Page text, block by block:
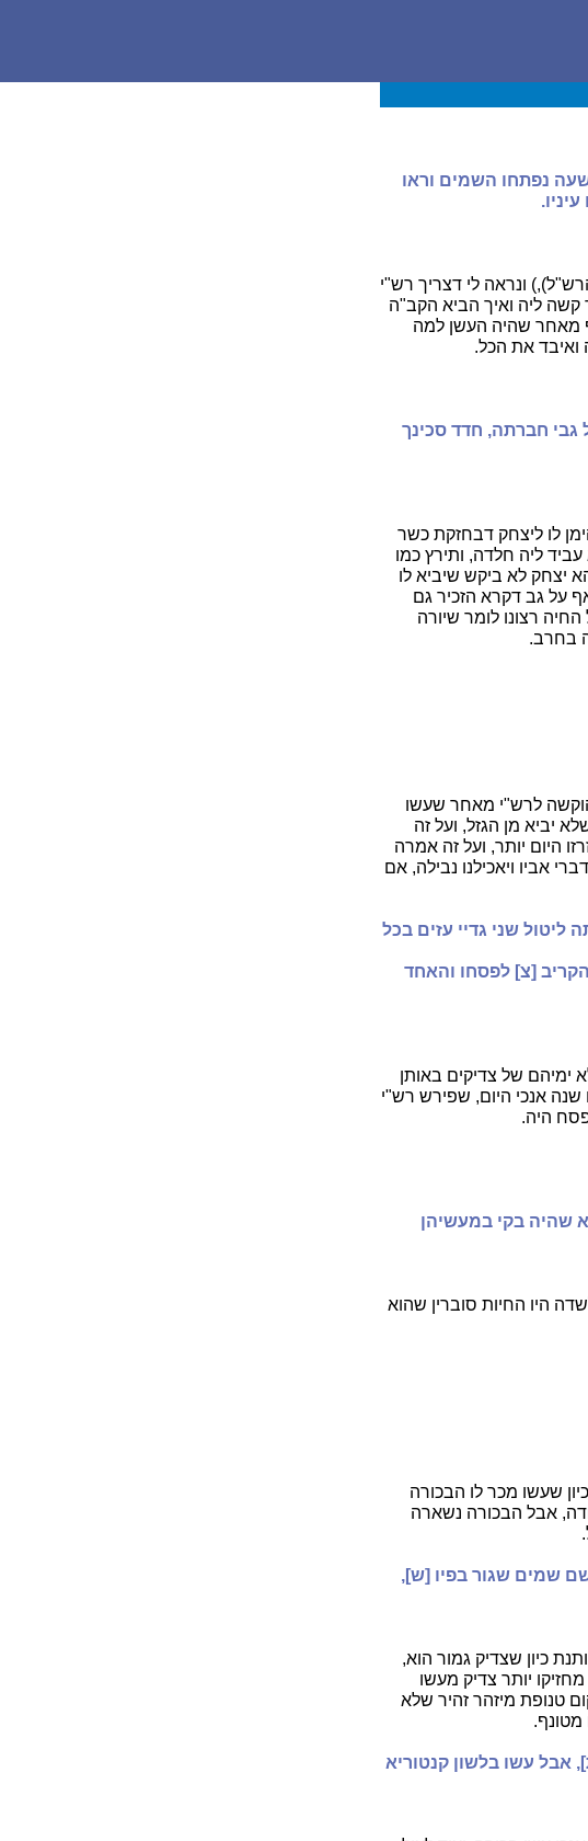
נפתחו השמים וראו
ונראה לי דצריך רש"י
ליה ואיך הביא הקב"ה
מאחר שהיה העשן למה
ואיבד את הכל.
גבי חברתה, חדד סכינך
לו ליצחק דבחזקת כשר
עביד ליה חלדה, ותירץ כמו
יצחק לא ביקש שיביא לו
על גב דקרא הזכיר גם
רצונו לומר שיורה
בחרב.
לרש"י מאחר שעשו
יביא מן הגזל, ועל זה
היום יותר, ועל זה אמרה
אביו ויאכילנו נבילה, אם
שני גדיי עזים בכל
הקריב [צ] לפסחו והאחד
ימיהם של צדיקים באותן
אנכי היום, שפירש רש"י
היה.
שהיה בקי במעשיהן
היו החיות סוברין שהוא
שעשו מכר לו הבכורה
אבל הבכורה נשארה
שמים שגור בפיו [ש],
כיון שצדיק גמור הוא,
יותר צדיק מעשו
טנופת מיזהר זהיר שלא
מטונף.
אבל עשו בלשון קנטוריא